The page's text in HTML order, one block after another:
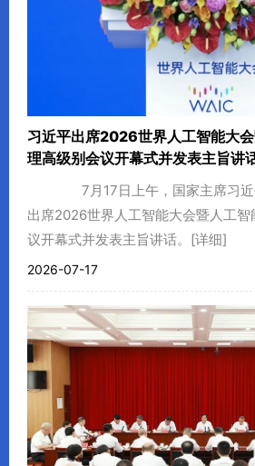
习近平出席2026世界人工智能大
理高级别会议开幕式并发表主旨讲
7月17日上午，国家主席习近
出席2026世界人工智能大会暨人工智
议开幕式并发表主旨讲话。
[详细]
2026-07-17